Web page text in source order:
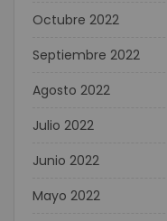
Octubre 2022
Septiembre 2022
Agosto 2022
Julio 2022
Junio 2022
Mayo 2022